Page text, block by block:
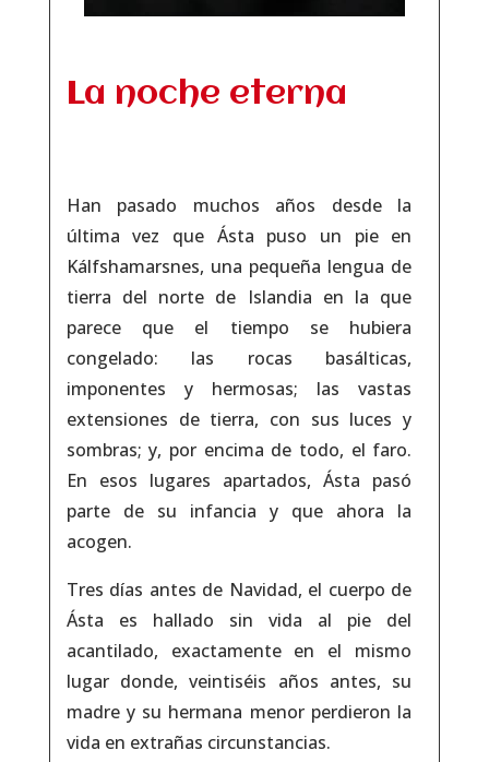
La noche eterna
Han pasado muchos años desde la
última vez que Ásta puso un pie en
Kálfshamarsnes, una pequeña lengua de
tierra del norte de Islandia en la que
parece que el tiempo se hubiera
congelado: las rocas basálticas,
imponentes y hermosas; las vastas
extensiones de tierra, con sus luces y
sombras; y, por encima de todo, el faro.
En esos lugares apartados, Ásta pasó
parte de su infancia y que ahora la
acogen.
Tres días antes de Navidad, el cuerpo de
Ásta es hallado sin vida al pie del
acantilado, exactamente en el mismo
lugar donde, veintiséis años antes, su
madre y su hermana menor perdieron la
vida en extrañas circunstancias.